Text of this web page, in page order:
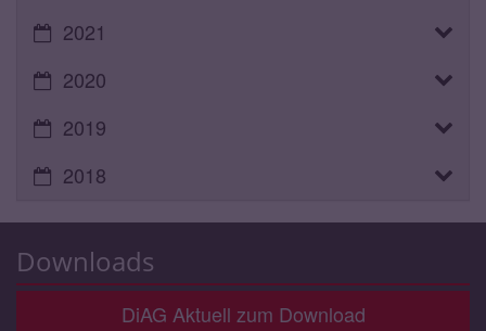
2021
2020
2019
2018
Downloads
DiAG Aktuell zum Download